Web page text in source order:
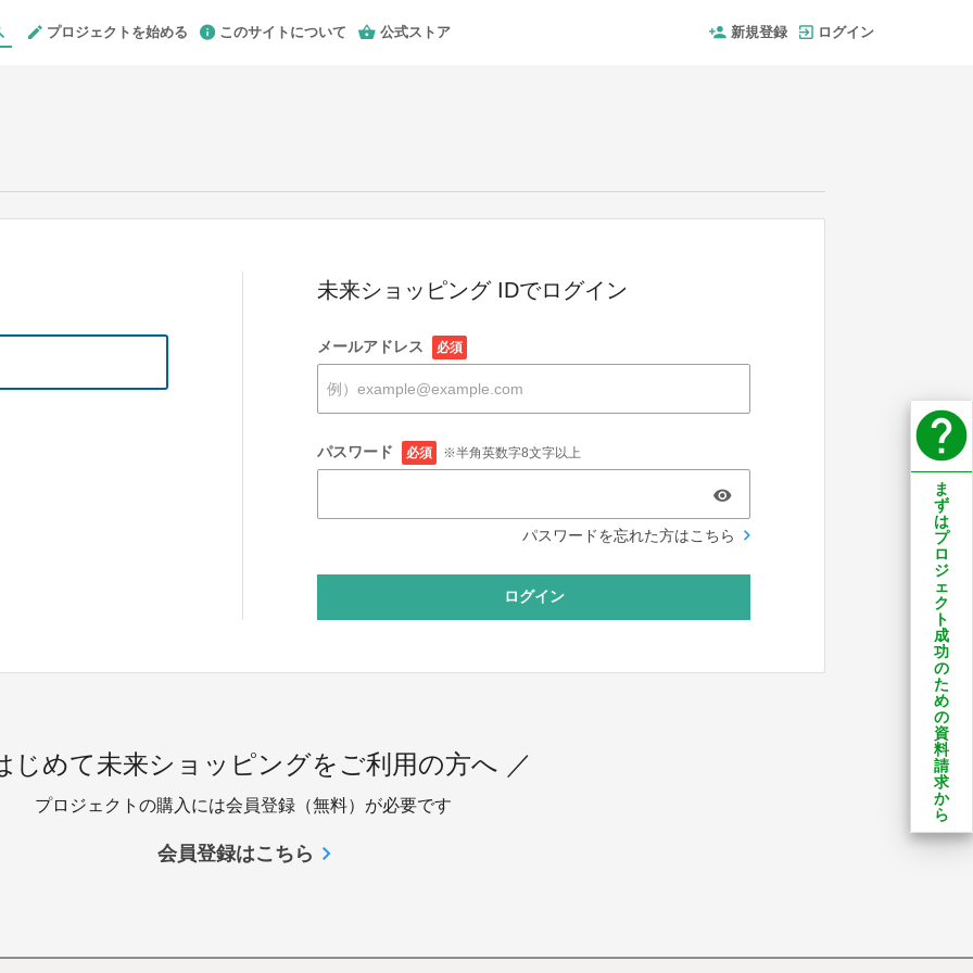
プロジェクトを始める このサイトについて 公式ストア 新規登録 ログイン
未来ショッピング IDでログイン
メールアドレス 必須
パスワード 必須 ※半角英数字8文字以上
パスワードを忘れた方はこちら
ログイン
じめて未来ショッピングをご利用の方へ ／
プロジェクトの購入には会員登録（無料）が必要です
会員登録はこちら
help
ま
ず
は
プ
ロ
ジ
ェ
ク
ト
成
功
の
た
め
の
資
料
請
求
か
ら